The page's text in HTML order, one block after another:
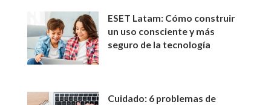
ESET Latam: Cómo construir
un uso consciente y más
seguro de la tecnología
Cuidado: 6 problemas de